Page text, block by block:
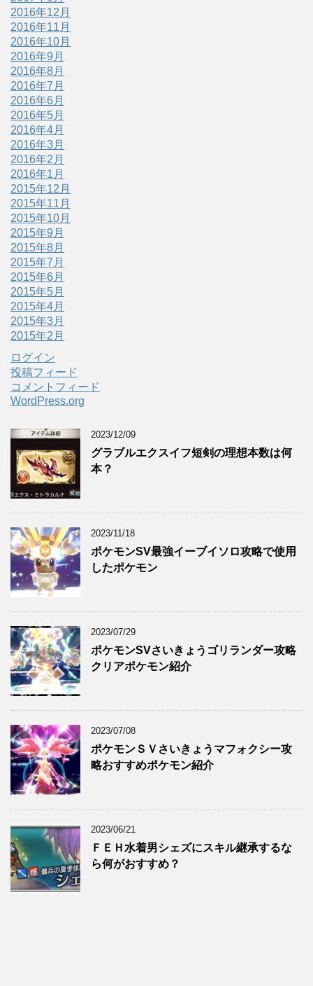
2016年12月
2016年11月
2016年10月
2016年9月
2016年8月
2016年7月
2016年6月
2016年5月
2016年4月
2016年3月
2016年2月
2016年1月
2015年12月
2015年11月
2015年10月
2015年9月
2015年8月
2015年7月
2015年6月
2015年5月
2015年4月
2015年3月
2015年2月
ログイン
投稿フィード
コメントフィード
WordPress.org
2023/12/09
グラブルエクスイフ短剣の理想本数は何
本？
2023/11/18
ポケモンSV最強イーブイソロ攻略で使用
したポケモン
2023/07/29
ポケモンSVさいきょうゴリランダー攻略
クリアポケモン紹介
2023/07/08
ポケモンＳＶさいきょうマフォクシー攻
略おすすめポケモン紹介
2023/06/21
ＦＥＨ水着男シェズにスキル継承するな
ら何がおすすめ？